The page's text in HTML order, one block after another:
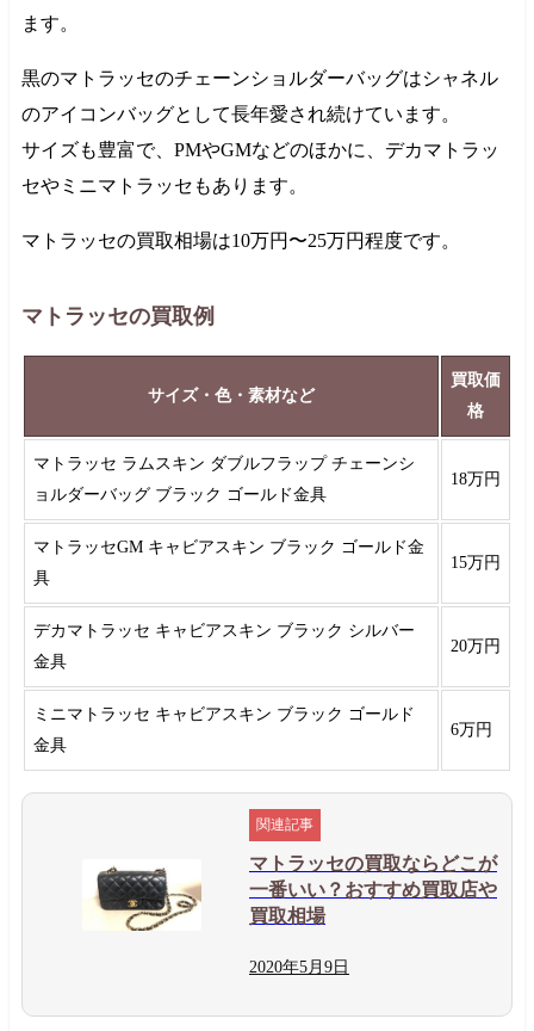
ます。
黒のマトラッセのチェーンショルダーバッグはシャネル
のアイコンバッグとして長年愛され続けています。
サイズも豊富で、PMやGMなどのほかに、デカマトラッ
セやミニマトラッセもあります。
マトラッセの買取相場は10万円 〜25万円程度です。
マトラッセの買取例
サイズ・色・素材など
買取価
格
マトラッセ ラムスキン ダブルフラップ チェーンシ
ョルダーバッグ ブラック ゴールド金具
18万円
マトラッセGM キャビアスキン ブラック ゴールド金
具
15万円
デカマトラッセ キャビアスキン ブラック シルバー
金具
20万円
ミニマトラッセ キャビアスキン ブラック ゴールド
金具
6万円
マトラッセの買取ならどこが
一番いい？おすすめ買取店や
買取相場
2020年5月 9日